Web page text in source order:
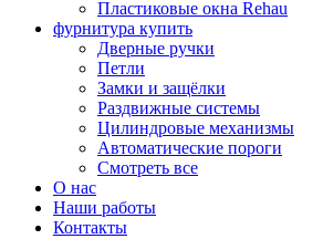
Пластиковые окна Rehau
фурнитура купить
Дверные ручки
Петли
Замки и защёлки
Раздвижные системы
Цилиндровые механизмы
Автоматические пороги
Смотреть все
О нас
Наши работы
Контакты